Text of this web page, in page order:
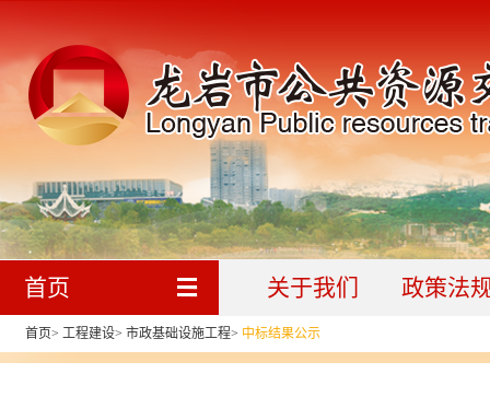
首页 关于我们 政策法
首页> 工程建设> 市政基础设施工程> 中标结果公示